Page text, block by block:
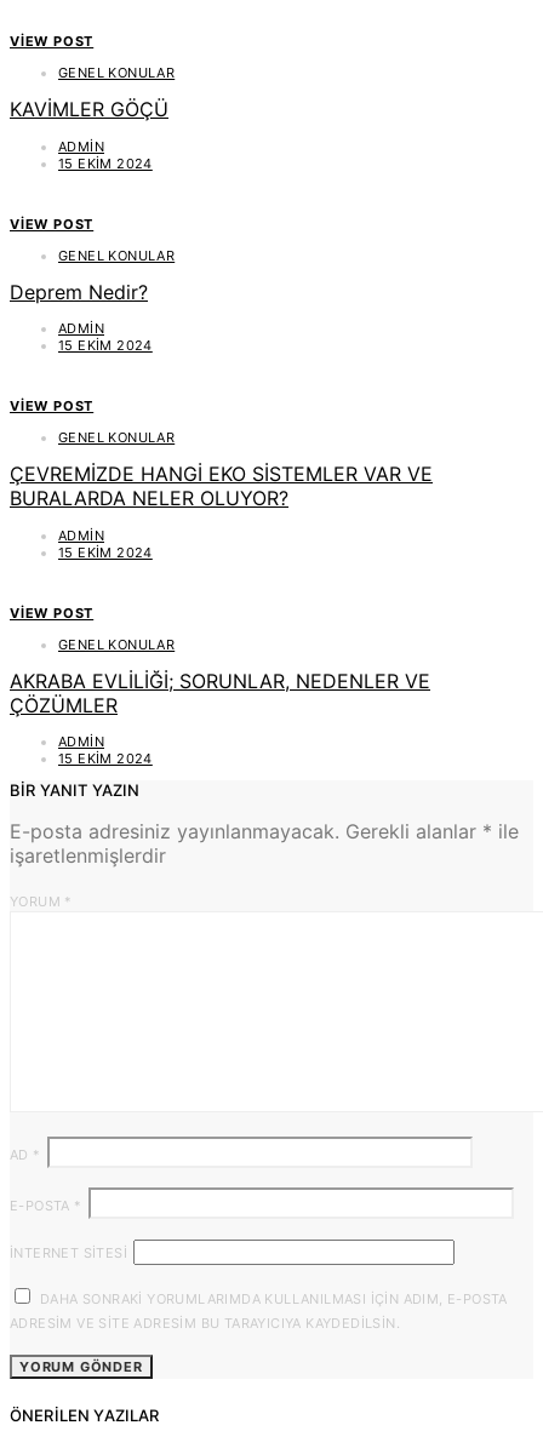
VIEW POST
GENEL KONULAR
KAVİMLER GÖÇÜ
ADMIN
15 EKIM 2024
VIEW POST
GENEL KONULAR
Deprem Nedir?
ADMIN
15 EKIM 2024
VIEW POST
GENEL KONULAR
ÇEVREMİZDE HANGİ EKO SİSTEMLER VAR VE
BURALARDA NELER OLUYOR?
ADMIN
15 EKIM 2024
VIEW POST
GENEL KONULAR
AKRABA EVLİLİĞİ; SORUNLAR, NEDENLER VE
ÇÖZÜMLER
ADMIN
15 EKIM 2024
BIR YANIT YAZIN
E-posta adresiniz yayınlanmayacak. Gerekli alanlar * ile
işaretlenmişlerdir
YORUM *
AD *
E-POSTA *
İNTERNET SITESI
DAHA SONRAKI YORUMLARIMDA KULLANILMASI IÇIN ADIM, E-POSTA
ADRESIM VE SITE ADRESIM BU TARAYICIYA KAYDEDILSIN.
ÖNERILEN YAZILAR